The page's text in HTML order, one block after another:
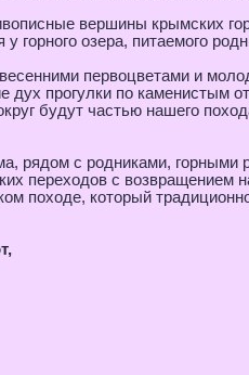
вершины крымских
горного озера, питаемого
весенними первоцветами и
прогулки по каменистым
будут частью нашего
рядом с родниками, горными
переходов с возвращением
походе, который